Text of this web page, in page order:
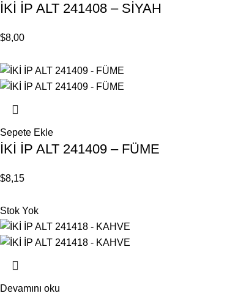
İKİ İP ALT 241408 – SİYAH
$8,00
Sepete Ekle
İKİ İP ALT 241409 – FÜME
$8,15
Stok Yok
Devamını oku